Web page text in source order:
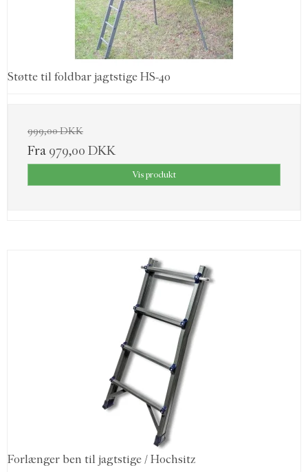
Støtte til foldbar jagtstige HS-40
999,00 DKK
Fra 979,00 DKK
Vis produkt
Forlænger ben til jagtstige / Hochsitz